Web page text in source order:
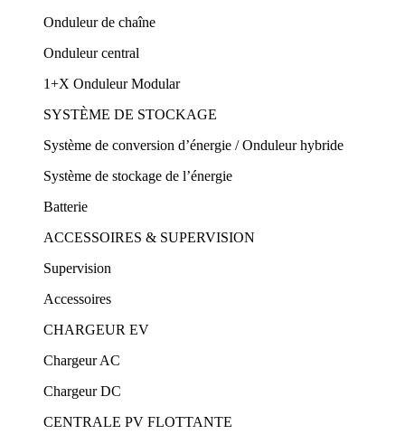
Onduleur de chaîne
Onduleur central
1+X Onduleur Modular
SYSTÈME DE STOCKAGE
Système de conversion d’énergie / Onduleur hybride
Système de stockage de l’énergie
Batterie
ACCESSOIRES & SUPERVISION
Supervision
Accessoires
CHARGEUR EV
Chargeur AC
Chargeur DC
CENTRALE PV FLOTTANTE